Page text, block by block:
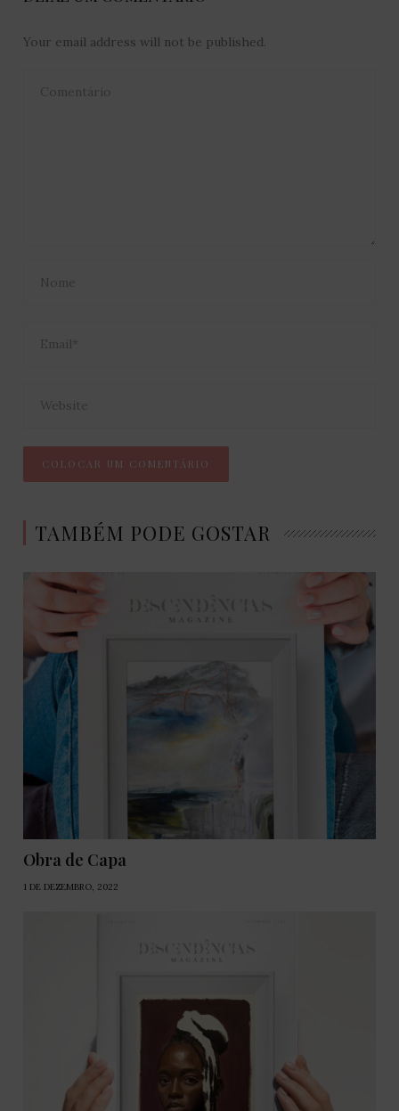
Your email address will not be published.
TAMBÉM PODE GOSTAR
Obra de Capa
1 DE DEZEMBRO, 2022